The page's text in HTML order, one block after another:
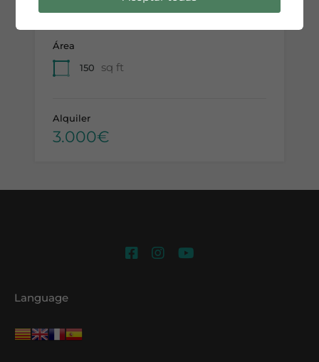
2
2
Área
150
sq ft
Alquiler
3.000€
Language